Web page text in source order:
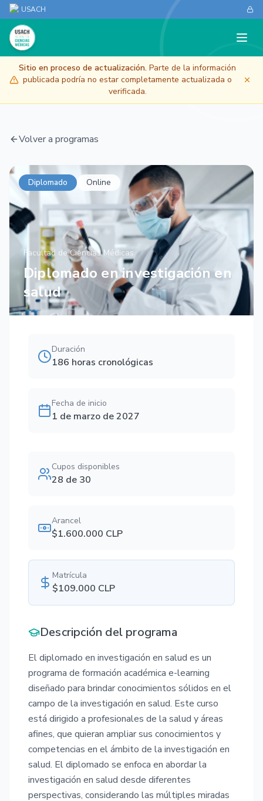
USACH
Sitio en proceso de actualización. Parte de la información
publicada podría no estar completamente actualizada o
verificada.
Volver a programas
Diplomado Online
Facultad de Ciencias Médicas
Diplomado en investigación en
salud
Duración
186 horas cronológicas
Fecha de inicio
1 de marzo de 2027
Cupos disponibles
28 de 30
Arancel
$1.600.000 CLP
Matrícula
$109.000 CLP
Descripción del programa
El diplomado en investigación en salud es un
programa de formación académica e-learning
diseñado para brindar conocimientos sólidos en el
campo de la investigación en salud. Este curso
está dirigido a profesionales de la salud y áreas
afines, que quieran ampliar sus conocimientos y
competencias en el ámbito de la investigación en
salud. El diplomado se enfoca en abordar la
investigación en salud desde diferentes
perspectivas, considerando las múltiples miradas